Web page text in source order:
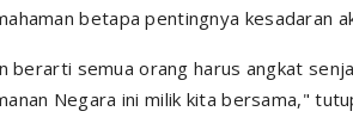
betapa pentingnya kesadaran
berarti semua orang harus angkat
Negara ini milik kita bersama,"